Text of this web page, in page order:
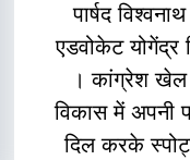
पार्षद
एडवोकेट
। कांग्रेश खेल
विकास में अपनी
दिल करके